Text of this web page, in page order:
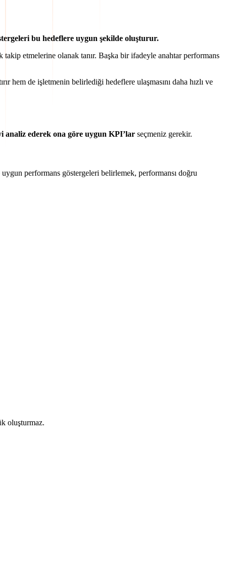
bu hedeflere uygun şekilde oluşturur.
etmelerine olanak tanır. Başka bir ifadeyle anahtar performans
hem de işletmenin belirlediği hedeflere ulaşmasını daha hızlı ve
analiz ederek ona göre uygun KPI’lar seçmeniz gerekir.
performans göstergeleri belirlemek, performansı doğru
oluşturmaz.